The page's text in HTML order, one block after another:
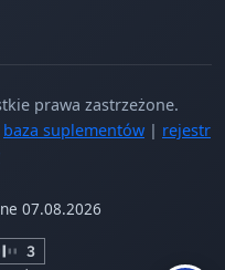
prawa zastrzeżone.
baza suplementów | rejestr
07.08.2026